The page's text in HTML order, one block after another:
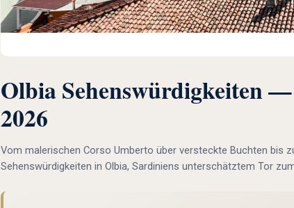
Olbia Sehenswürdigkeiten
2026
Vom malerischen Corso Umberto über versteckte Buchten bis
Sehenswürdigkeiten in Olbia, Sardiniens unterschätztem Tor